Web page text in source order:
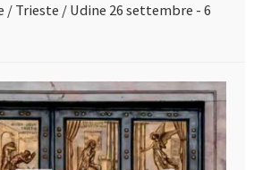
/ Trieste / Udine 26 settembre - 6